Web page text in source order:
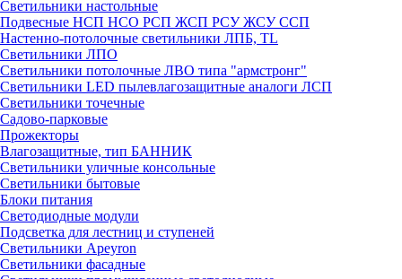
Светильники настольные
Подвесные НСП НСО РСП ЖСП РСУ ЖСУ ССП
Настенно-потолочные светильники ЛПБ, TL
Светильники ЛПО
Светильники потолочные ЛВО типа "армстронг"
Светильники LED пылевлагозащитные аналоги ЛСП
Светильники точечные
Садово-парковые
Прожекторы
Влагозащитные, тип БАННИК
Светильники уличные консольные
Светильники бытовые
Блоки питания
Светодиодные модули
Подсветка для лестниц и ступеней
Светильники Apeyron
Светильники фасадные